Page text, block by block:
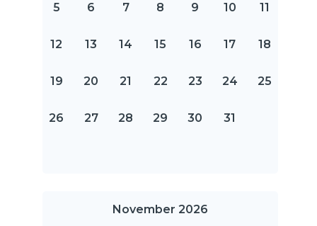
5 6 7 8 9 10 11
12 13 14 15 16 17 18
19 20 21 22 23 24 25
26 27 28 29 30 31
November 2026